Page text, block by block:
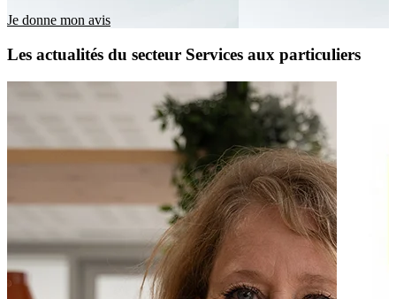
Je donne mon avis
Les actualités du secteur Services aux particuliers